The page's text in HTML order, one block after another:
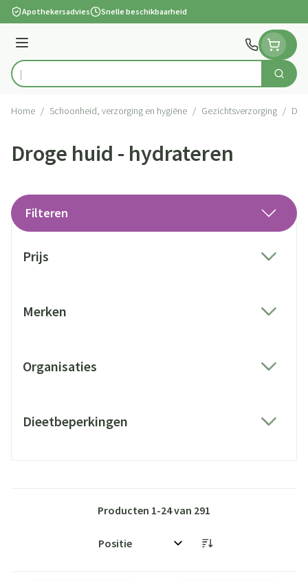
Ga naar de inhoud
Apothekersadvies Snelle beschikbaarheid
Menu
Product, merk, categorie... Zoek
Home / Schoonheid, verzorging en hygiëne / Gezichtsverzorging /
Droge huid - hydrateren
Filteren
Prijs
Merken
Organisaties
Dieetbeperkingen
Producten 1-24van 291
Sorteer op: